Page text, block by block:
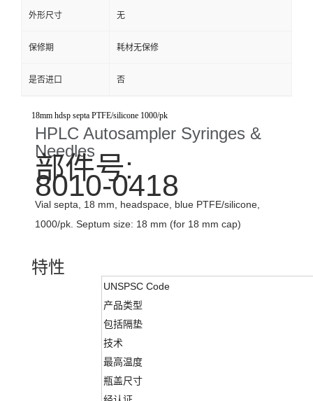
外形尺寸 无
保修期 耗材无保修
是否进口 否
18mm hdsp septa PTFE/silicone 1000/pk
HPLC Autosampler Syringes &
Needles
部件号:
8010-0418
Vial septa, 18 mm, headspace, blue PTFE/silicone,
1000/pk. Septum size: 18 mm (for 18 mm cap)
特性
UNSPSC Code
产品类型
包括隔垫
技术
最高温度
瓶盖尺寸